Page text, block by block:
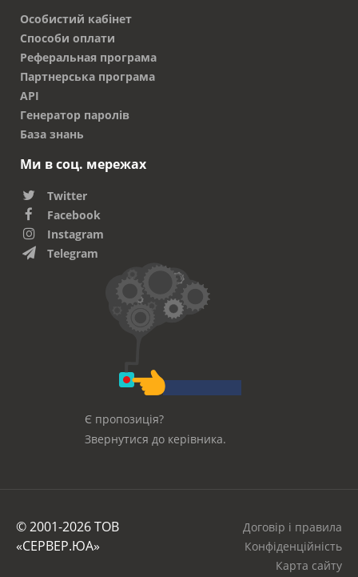
Особистий кабінет
Способи оплати
Реферальная програма
Партнерська програма
API
Генератор паролів
База знань
Ми в соц. мережах
Twitter
Facebook
Instagram
Telegram
Є пропозиція?
Звернутися до керівника.
© 2001-2026 ТОВ
«СЕРВЕР.ЮА»
Договір і правила
Конфіденційність
Карта сайту